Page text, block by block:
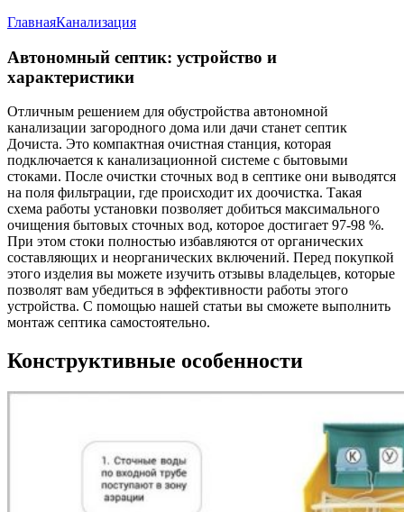
ГлавнаяКанализация
Автономный септик: устройство и
характеристики
Отличным решением для обустройства автономной
канализации загородного дома или дачи станет септик
Дочиста. Это компактная очистная станция, которая
подключается к канализационной системе с бытовыми
стоками. После очистки сточных вод в септике они выводятся
на поля фильтрации, где происходит их доочистка. Такая
схема работы установки позволяет добиться максимального
очищения бытовых сточных вод, которое достигает 97-98 %.
При этом стоки полностью избавляются от органических
составляющих и неорганических включений. Перед покупкой
этого изделия вы можете изучить отзывы владельцев, которые
позволят вам убедиться в эффективности работы этого
устройства. С помощью нашей статьи вы сможете выполнить
монтаж септика самостоятельно.
Конструктивные особенности